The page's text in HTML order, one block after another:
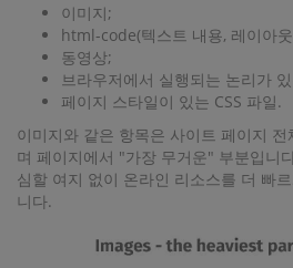
이미지;
html-code(텍스트 내용, 레이아
동영상;
브라우저에서 실행되는 논리가
페이지 스타일이 있는 CSS 파일.
이미지와 같은 항목은 사이트 페이지
며 페이지에서 "가장 무거운" 부분입니
심할 여지 없이 온라인 리소스를 더 빠
니다.